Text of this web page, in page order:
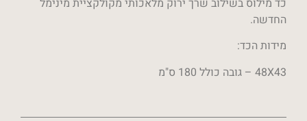
כד מילוס בשילוב שרך ירוק מלאכותי מקולקציית מינימל
החדשה.
מידות הכד:
48X43 – גובה כולל 180 ס"מ